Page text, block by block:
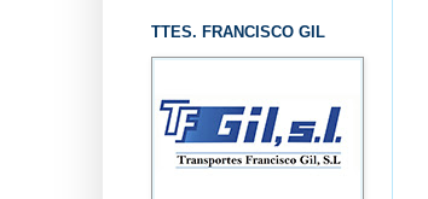
TTES. FRANCISCO GIL